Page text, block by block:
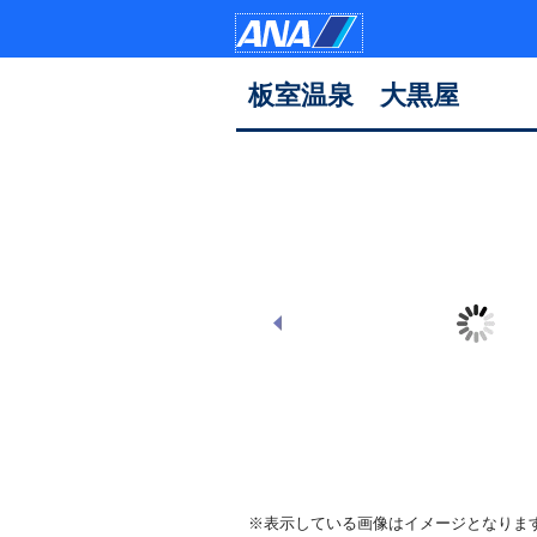
板室温泉 大黒屋
※表示している画像はイメージとなりま